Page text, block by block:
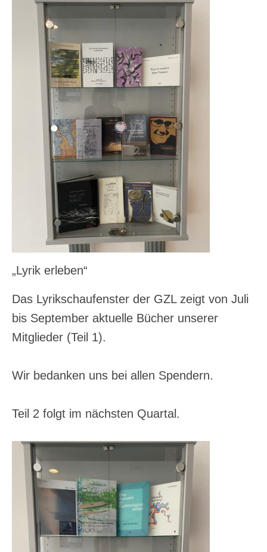
Neuerscheinungen von Mitgliedern
Ausschreibungen
Leipziger Lyrikbibliothek
Lyrikschaufenster im Literaturhaus Leipzig
Mitglied werden
„Lyrik erleben“
Das Lyrikschaufenster der GZL zeigt von Juli
bis September aktuelle Bücher unserer
Mitglieder (Teil 1).
Wir bedanken uns bei allen Spendern.
Teil 2 folgt im nächsten Quartal.